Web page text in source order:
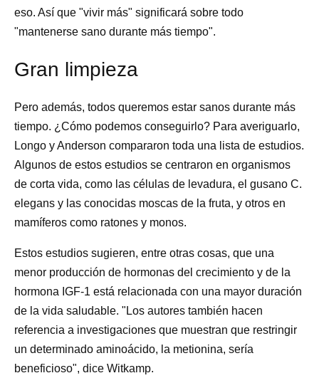
eso. Así que "vivir más" significará sobre todo
"mantenerse sano durante más tiempo".
Gran limpieza
Pero además, todos queremos estar sanos durante más
tiempo. ¿Cómo podemos conseguirlo? Para averiguarlo,
Longo y Anderson compararon toda una lista de estudios.
Algunos de estos estudios se centraron en organismos
de corta vida, como las células de levadura, el gusano C.
elegans y las conocidas moscas de la fruta, y otros en
mamíferos como ratones y monos.
Estos estudios sugieren, entre otras cosas, que una
menor producción de hormonas del crecimiento y de la
hormona IGF-1 está relacionada con una mayor duración
de la vida saludable. "Los autores también hacen
referencia a investigaciones que muestran que restringir
un determinado aminoácido, la metionina, sería
beneficioso", dice Witkamp.